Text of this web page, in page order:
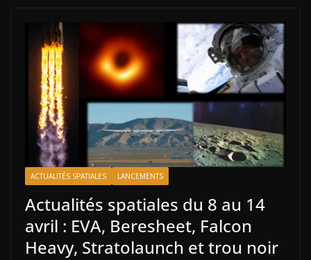
ACTUALITÉS SPATIALES LANCEMENTS
Actualités spatiales du 8 au 14
avril : EVA, Beresheet, Falcon
Heavy, Stratolaunch et trou noir